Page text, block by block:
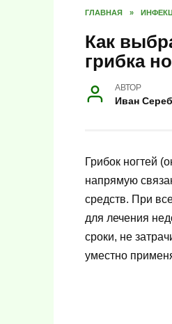
ГЛАВНАЯ »
Как
грибка
АВТОР
Иван
Грибок ногтей
напрямую
средств. При
для лечения
сроки, не
уместно